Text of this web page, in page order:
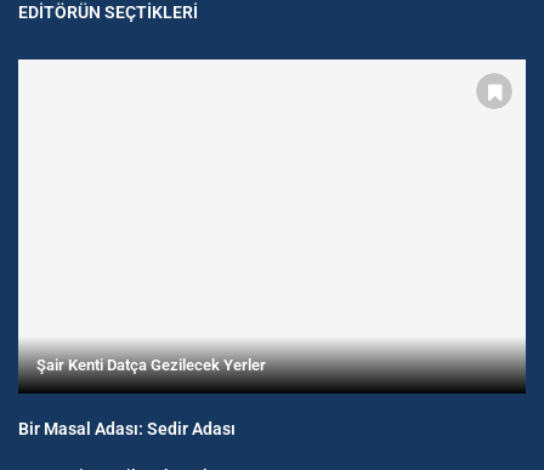
EDITÖRÜN SEÇTIKLERI
Şair Kenti Datça Gezilecek Yerler
Bir Masal Adası: Sedir Adası